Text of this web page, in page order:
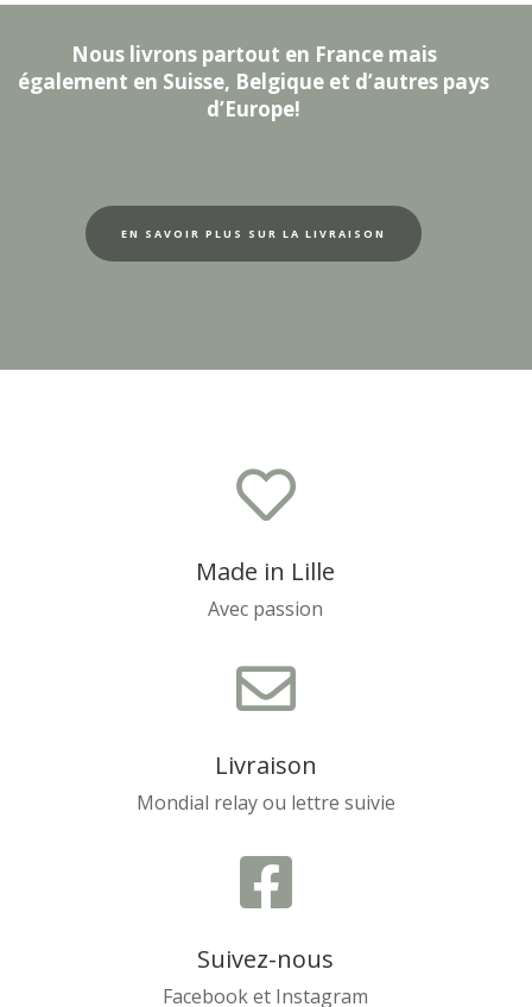
Nous livrons partout en France mais
également en Suisse, Belgique et d’autres pays
d’Europe!
EN SAVOIR PLUS SUR LA LIVRAISON

Made in Lille
Avec passion

Livraison
Mondial relay ou lettre suivie

Suivez-nous
Facebook et Instagram